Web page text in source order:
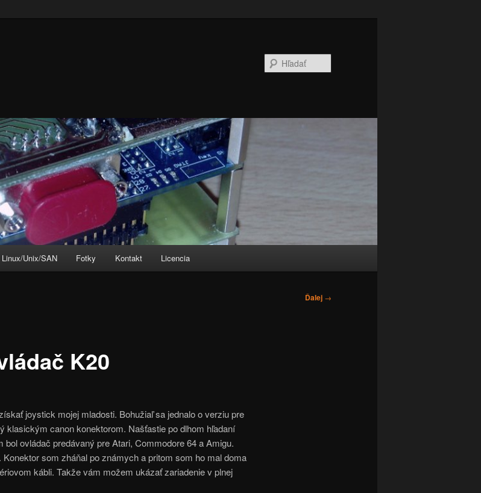
Linux/Unix/SAN Fotky Kontakt Licencia
Ďalej →
K20
joystick mojej mladosti. Bohužiaľ sa jednalo o verziu pre
klasickým canon konektorom. Našťastie po dlhom hľadaní
ovládač predávaný pre Atari, Commodore 64 a Amigu.
Konektor som zháňal po známych a pritom som ho mal doma
kábli. Takže vám možem ukázať zariadenie v plnej